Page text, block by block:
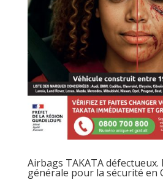
Airbags TAKATA
générale pour la sécurité en